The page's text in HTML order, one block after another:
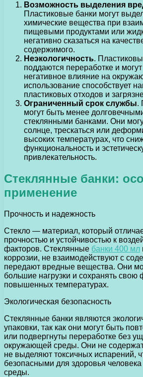
Возможность выделения
Пластиковые банки могут
химические вещества при
пищевыми продуктами или
негативно сказаться на
содержимого.
Неэкологичность.
поддаются переработке и
негативное влияние на
использование способствует
пластиковых отходов и
Ограниченный срок службы.
могут быть менее
стеклянными банками. Они
солнце, трескаться или
высоких температурах, что
функциональность и
привлекательность.
Стеклянные банки:
применение
Прочность и надежность
Стекло — материал, который
прочностью и устойчивостью к
факторов. Стеклянные банки 400 мл
коррозии, не взаимодействуют с
передают вредные вещества. Они
большие нагрузки и сохранять
повышенных температурах.
Экологическая безопасность
Стеклянные банки являются
упаковки, так как они могут быть
или подвергнуты переработке без
окружающей среды. Они не
не выделяют токсичных испарений,
безопасными для здоровья
среды.